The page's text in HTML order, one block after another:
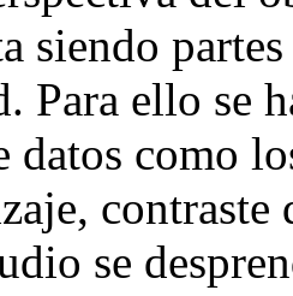
siendo
Para ello se
datos como
contraste
se